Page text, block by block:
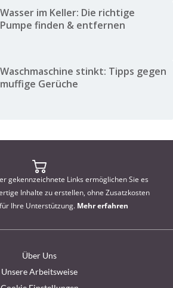
Wasser im Keller: Die richtige
Pumpe finden & entfernen
Waschmaschine stinkt: Tipps gegen
muffige Gerüche
gekennzeichnete Links ermöglichen Sie es
Inhalte zu erstellen, ohne Zusatzkosten
Ihre Unterstützung. Mehr erfahren
Über Uns
Unsere Arbeitsweise